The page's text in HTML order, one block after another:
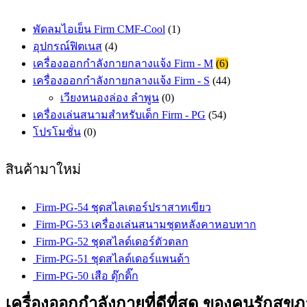
พัดลมไอเย็น Firm CMF-Cool (1)
อุปกรณ์ฟิตเนส (4)
เครื่องออกกำลังกายกลางแจ้ง Firm - M (6)
เครื่องออกกำลังกายกลางแจ้ง Firm - S (44)
เวียงหนองล่อง ลำพูน (0)
เครื่องเล่นสนามสำหรับเด็ก Firm - PG (54)
โปรโมชั่น (0)
สินค้ามาใหม่
Firm-PG-54 ชุดสไลเดอร์ปราสาทเขียว
Firm-PG-53 เครื่องเล่นสนามชุดหลังคาหอบทาก
Firm-PG-52 ชุดสไลด์เดอร์ตัวตลก
Firm-PG-51 ชุดสไลด์เดอร์แพนด้า
Firm-PG-50 เสือ ดุ๊กดิ๊ก